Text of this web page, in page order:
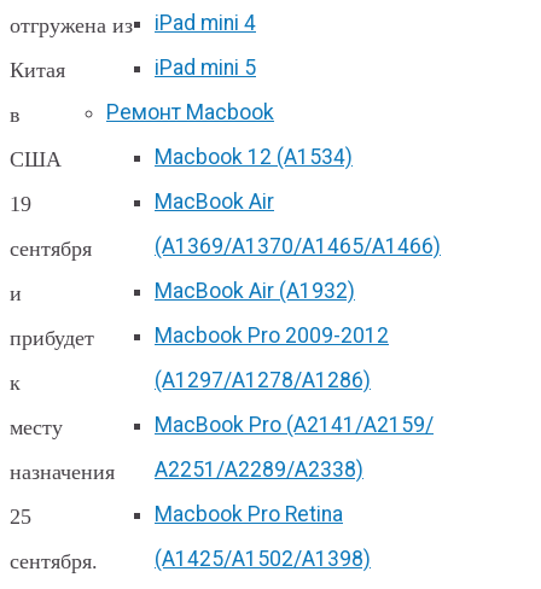
iPad mini 4
iPad mini 5
Ремонт Macbook
Macbook 12 (А1534)
MacBook Air
(A1369/A1370/A1465/A1466)
MacBook Air (A1932)
Macbook Pro 2009-2012
(A1297/A1278/A1286)
MacBook Pro (А2141/А2159/
А2251/A2289/A2338)
Macbook Pro Retina
(А1425/A1502/A1398)
отгружена из
Китая
в
США
19
сентября
и
прибудет
к
месту
назначения
25
сентября.